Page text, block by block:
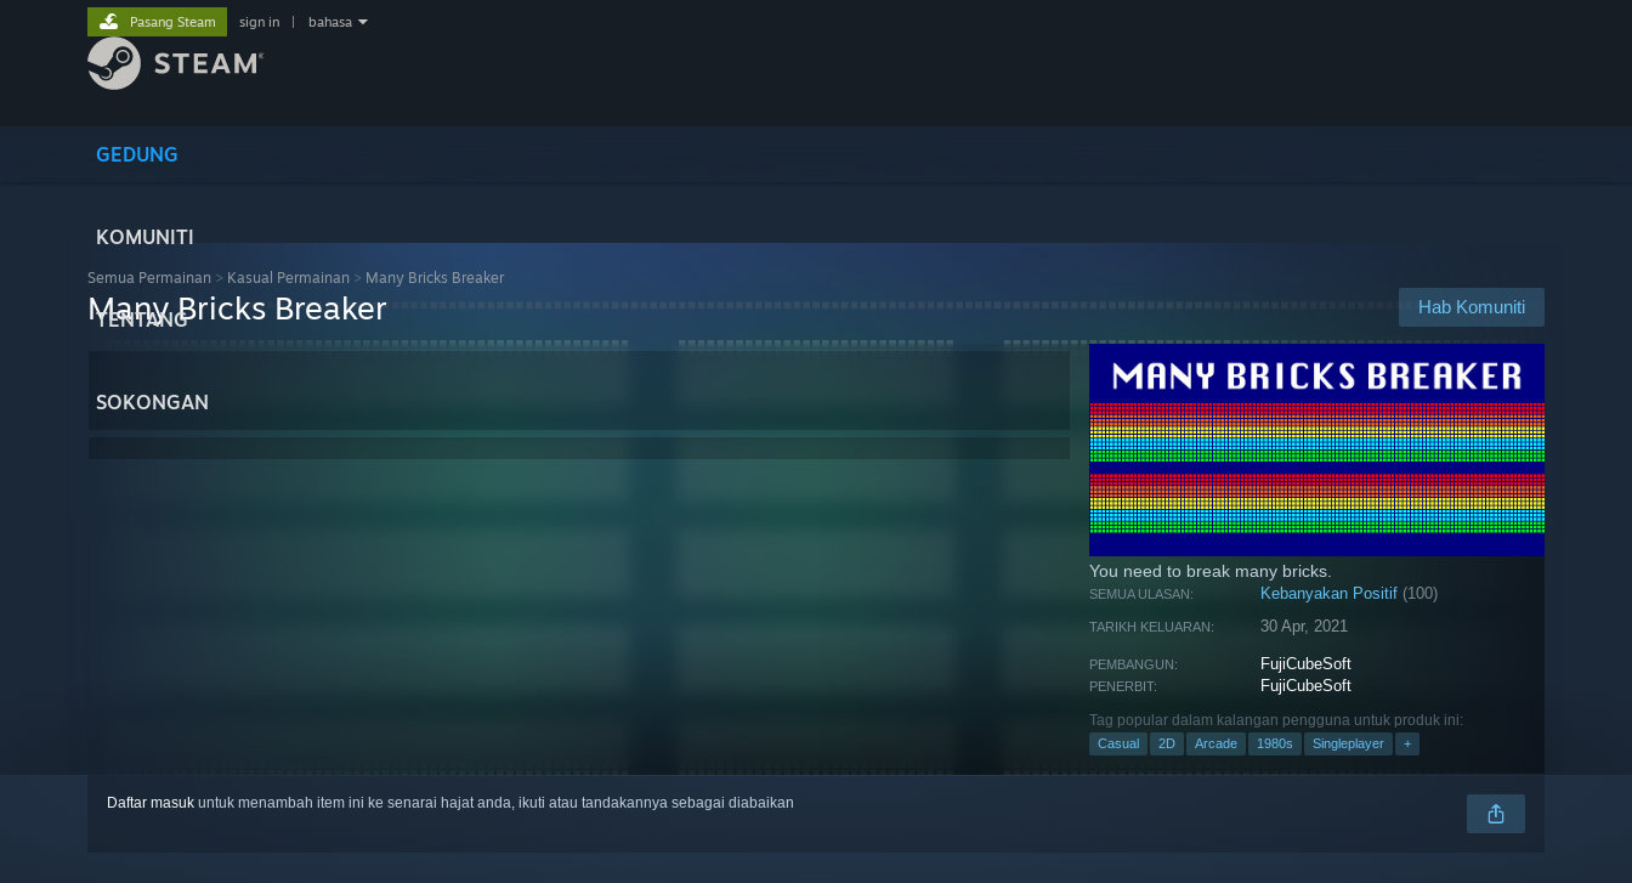
GEDUNG
KOMUNITI
TENTANG
SOKONGAN
Pasang Steam sign in bahasa
Semua Permainan > Kasual Permainan > Many Bricks Breaker
Hab Komuniti
Many Bricks Breaker
You need to break many bricks.
SEMUA ULASAN: Kebanyakan Positif (100)
TARIKH KELUARAN: 30 Apr, 2021
PEMBANGUN: FujiCubeSoft
PENERBIT: FujiCubeSoft
Tag popular dalam kalangan pengguna untuk produk ini:
Casual 2D Arcade 1980s Singleplayer +
Daftar masuk untuk menambah item ini ke senarai hajat anda, ikuti atau tandakannya sebagai diabaikan